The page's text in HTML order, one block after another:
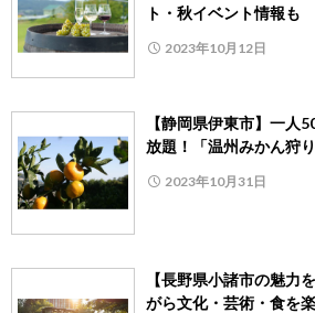
ト・秋イベント情報も
2023年10月12日
【静岡県伊東市】一人
放題！「温州みかん狩
2023年10月31日
【長野県小諸市の魅力
がら文化・芸術・食を